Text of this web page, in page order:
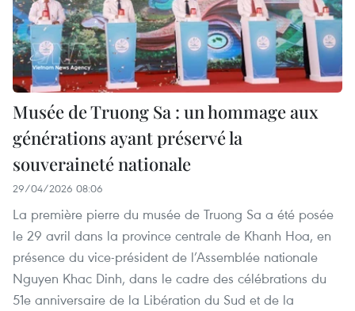
Musée de Truong Sa : un hommage aux
générations ayant préservé la
souveraineté nationale
29/04/2026 08:06
La première pierre du musée de Truong Sa a été posée
le 29 avril dans la province centrale de Khanh Hoa, en
présence du vice-président de l’Assemblée nationale
Nguyen Khac Dinh, dans le cadre des célébrations du
51e anniversaire de la Libération du Sud et de la